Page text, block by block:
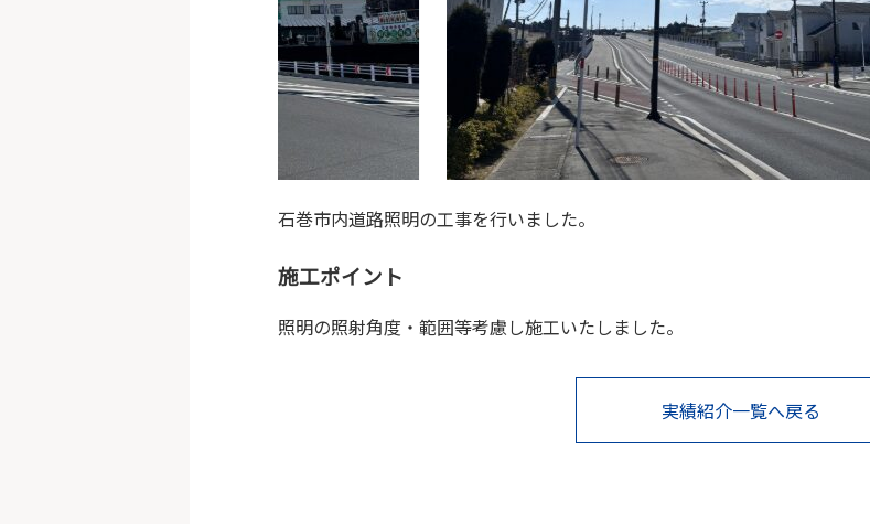
石巻市内道路照明の工事を行いました。
施工ポイント
照明の照射角度・範囲等考慮し施工いたしました。
実績紹介一覧へ戻る